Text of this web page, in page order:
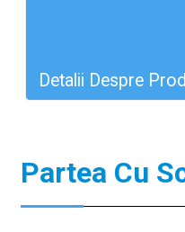
Detalii Despre
Partea Cu